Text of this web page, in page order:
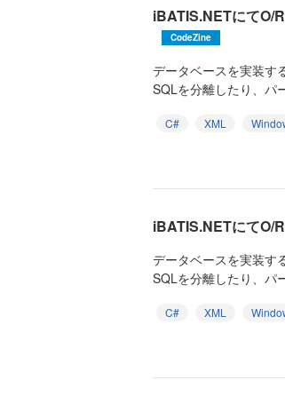
iBATIS.NETにてO/
CodeZine
データベースを実装す
SQLを分離したり、パ
C# XML
iBATIS.NETにてO/
データベースを実装す
SQLを分離したり、パ
C# XML